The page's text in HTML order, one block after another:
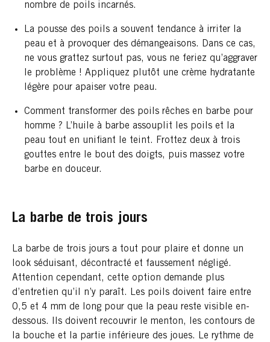
nombre de poils incarnés.
La pousse des poils a souvent tendance à irriter la
peau et à provoquer des démangeaisons. Dans ce cas,
ne vous grattez surtout pas, vous ne feriez qu’aggraver
le problème ! Appliquez plutôt une crème hydratante
légère pour apaiser votre peau.
Comment transformer des poils rêches en barbe pour
homme ? L’huile à barbe assouplit les poils et la
peau tout en unifiant le teint. Frottez deux à trois
gouttes entre le bout des doigts, puis massez votre
barbe en douceur.
La barbe de trois jours
La barbe de trois jours a tout pour plaire et donne un
look séduisant, décontracté et faussement négligé.
Attention cependant, cette option demande plus
d’entretien qu’il n’y paraît. Les poils doivent faire entre
0,5 et 4 mm de long pour que la peau reste visible en-
dessous. Ils doivent recouvrir le menton, les contours de
la bouche et la partie inférieure des joues. Le rythme de